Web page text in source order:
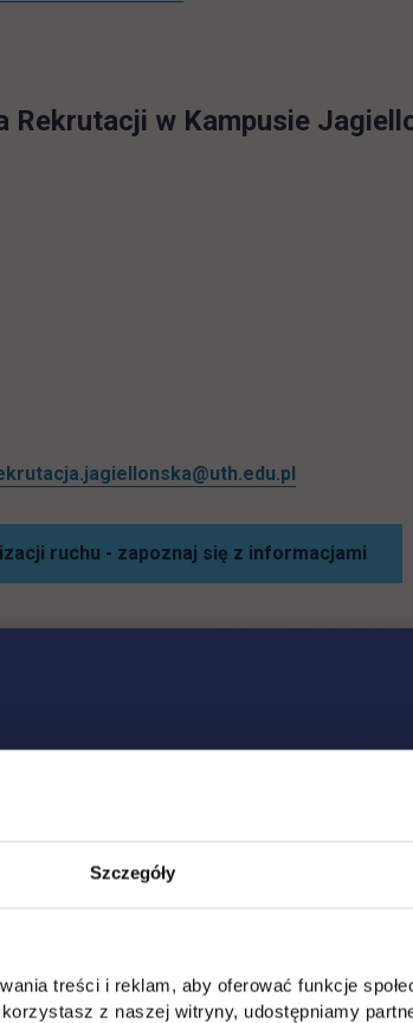
Szczegóły
treści i reklam, aby oferować funkcje
z naszej witryny, udostępniamy
Rekrutacji w Kampusie
ruchu - zapoznaj się z informacjami
& media UTH
All